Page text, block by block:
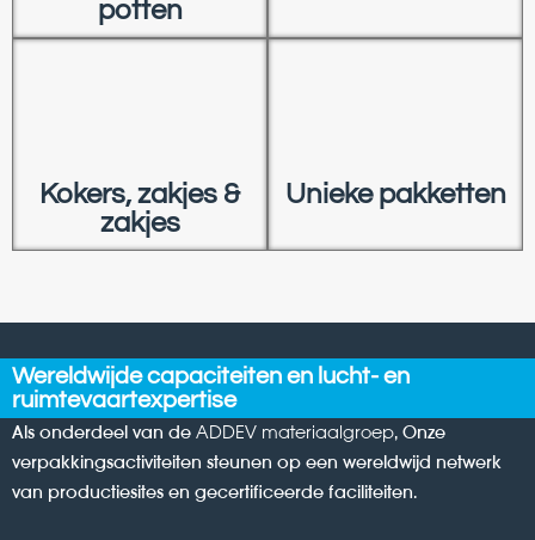
potten
Kokers, zakjes &
zakjes
Unieke pakketten
Wereldwijde capaciteiten en lucht- en
ruimtevaartexpertise
Als onderdeel van de ADDEV materiaalgroep, Onze
verpakkingsactiviteiten steunen op een wereldwijd netwerk
van productiesites en gecertificeerde faciliteiten.